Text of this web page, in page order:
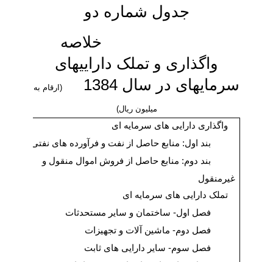
جدول شماره دو
خلاصه
واگذاری و تملک دارایی‏های
سرمایه‏ای در سال 1384
(ارقام به
میلیون ریال)
واگذاری دارایی های سرمایه ای
بند اول: منابع حاصل از نفت و فرآورده های نفتی
بند دوم: منابع حاصل از فروش اموال منقول و
غیرمنقول
تملک دارایی های سرمایه ای
فصل اول- ساختمان و سایر مستحدثات
فصل دوم- ماشین آلات و تجهیزات
فصل سوم- سایر دارایی های ثابت